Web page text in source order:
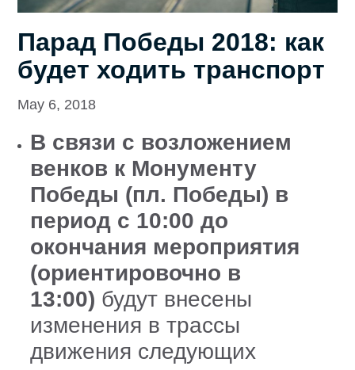
Парад Победы 2018: как
будет ходить транспорт
May 6, 2018
В связи с возложением
венков к Монументу
Победы (пл. Победы) в
период с 10:00 до
окончания мероприятия
(ориентировочно в
13:00) будут внесены
изменения в трассы
движения следующих